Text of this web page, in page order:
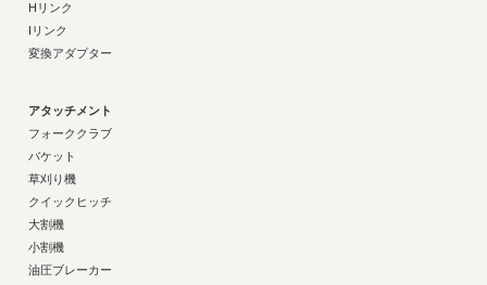
Hリンク
Iリンク
変換アダプター
アタッチメント
フォーククラブ
バケット
草刈り機
クイックヒッチ
大割機
小割機
油圧ブレーカー